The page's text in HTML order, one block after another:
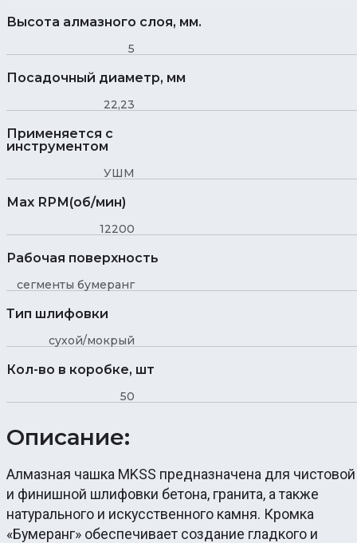
Высота алмазного слоя, мм.
5
Посадочный диаметр, мм
22,23
Применяется с
инструментом
УШМ
Max RPM(об/мин)
12200
Рабочая поверхность
сегменты бумеранг
Тип шлифовки
сухой/мокрый
Кол-во в коробке, шт
50
Описание:
Алмазная чашка MKSS предназначена для чистовой
и финишной шлифовки бетона, гранита, а также
натурального и искусственного камня. Кромка
«Бумеранг» обеспечивает создание гладкого и